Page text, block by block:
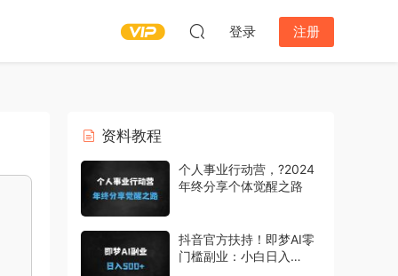
登录 注册
资料教程
个人事业行动营，?2024
年终分享个体觉醒之路
抖音官方扶持！即梦AI零
门槛副业：小白日入